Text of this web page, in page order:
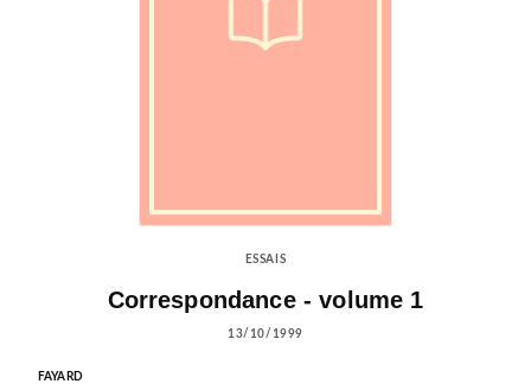
ESSAIS
Correspondance - volume 1
13/10/1999
FAYARD